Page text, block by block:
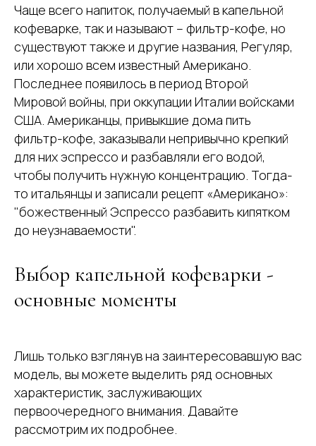
Чаще всего напиток, получаемый в капельной
кофеварке, так и называют – фильтр-кофе, но
существуют также и другие названия, Регуляр,
или хорошо всем известный Американо.
Последнее появилось в период Второй
Мировой войны, при оккупации Италии войсками
США. Американцы, привыкшие дома пить
фильтр-кофе, заказывали непривычно крепкий
для них эспрессо и разбавляли его водой,
чтобы получить нужную концентрацию. Тогда-
то итальянцы и записали рецепт «Американо»:
"божественный Эспрессо разбавить кипятком
до неузнаваемости".
Выбор капельной кофеварки -
основные моменты
Лишь только взглянув на заинтересовавшую вас
модель, вы можете выделить ряд основных
характеристик, заслуживающих
первоочередного внимания. Давайте
рассмотрим их подробнее.